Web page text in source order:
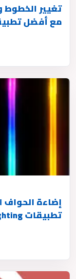
تغيير الخطوط
مع أفضل
إضاءة
تطبيقات Edge Lighting للأندرويد